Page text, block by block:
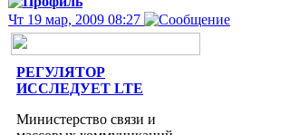
Чт 19 мар, 2009 08:27
РЕГУЛЯТОР
ИССЛЕДУЕТ LTE
Министерство связи и